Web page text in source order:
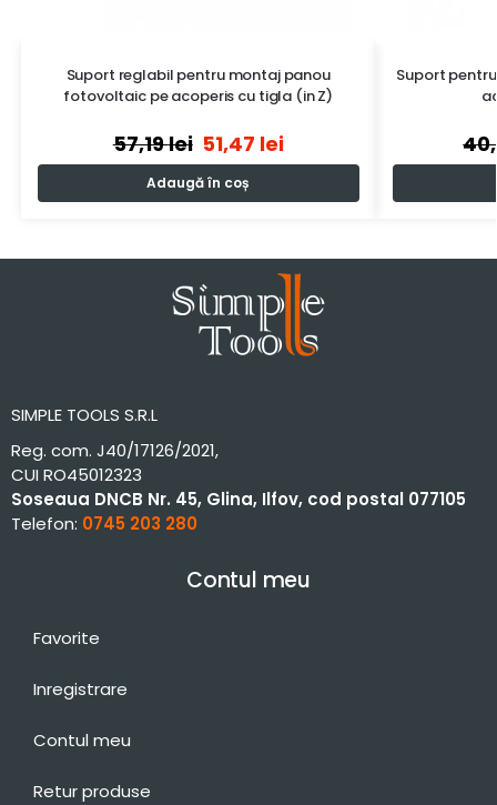
Suport reglabil pentru montaj panou
fotovoltaic pe acoperis cu tigla (in Z)
57,19lei 51,47 lei
Adaugă în coș
Suport
SIMPLE TOOLS S.R.L
Reg. com. J40/17126/2021,
CUI RO45012323
Soseaua DNCB Nr. 45, Glina, Ilfov, cod postal 077105
Telefon: 0745 203 280
Contul meu
Favorite
Inregistrare
Contul meu
Retur produse